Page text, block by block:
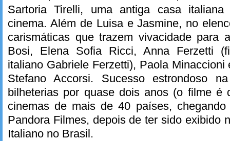
Sartoria Tirelli, uma antiga casa
cinema. Além de Luisa e Jasmine, no
carismáticas que trazem vivacidade para
Bosi, Elena Sofia Ricci, Anna Ferzetti
italiano Gabriele Ferzetti), Paola Minaccioni
Stefano Accorsi. Sucesso estrondoso
bilheterias por quase dois anos (o filme é
cinemas de mais de 40 países,
Pandora Filmes, depois de ter sido exibido
Italiano no Brasil.